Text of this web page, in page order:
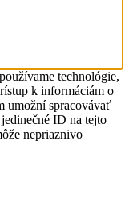
technológie,
k informáciám o
umožní spracovávať
ID na tejto
nepriaznivo